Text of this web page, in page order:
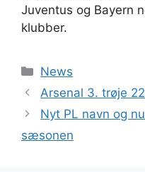
Juventus og Bayern
klubber.
Kategorier
News
Arsenal 3. trøje
Nyt PL navn og
sæsonen